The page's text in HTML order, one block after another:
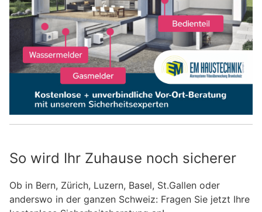
So wird Ihr Zuhause noch sicherer
Ob in Bern, Zürich, Luzern, Basel, St.Gallen oder
anderswo in der ganzen Schweiz: Fragen Sie jetzt Ihre